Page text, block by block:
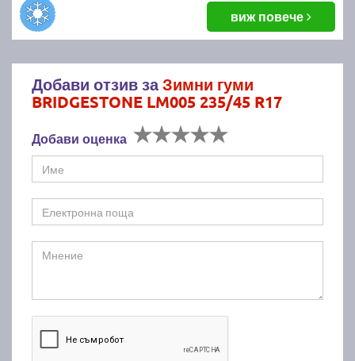
виж повече
Добави отзив заЗимни гуми
BRIDGESTONE LM005 235/45 R17
Добави оценка